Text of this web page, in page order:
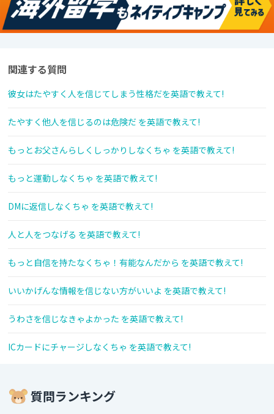
関連する質問
彼女はたやすく人を信じてしまう性格だを英語で教えて!
たやすく他人を信じるのは危険だ を英語で教えて!
もっとお父さんらしくしっかりしなくちゃ を英語で教えて!
もっと運動しなくちゃ を英語で教えて!
DMに返信しなくちゃ を英語で教えて!
人と人をつなげる を英語で教えて!
もっと自信を持たなくちゃ！有能なんだから を英語で教えて!
いいかげんな情報を信じない方がいいよ を英語で教えて!
うわさを信じなきゃよかった を英語で教えて!
ICカードにチャージしなくちゃ を英語で教えて!
質問ランキング